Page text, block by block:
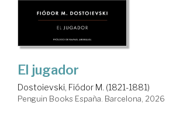
El jugador
Dostoievski, Fiódor M. (1821-1881)
Penguin Books España. Barcelona, 2026